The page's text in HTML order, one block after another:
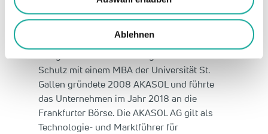
Ablehnen
den Unternehmensgründern Jürg Knoll und
Schulz mit einem MBA der Universität St.
Gallen gründete 2008 AKASOL und führte
das Unternehmen im Jahr 2018 an die
Frankfurter Börse. Die AKASOL AG gilt als
Technologie- und Marktführer für